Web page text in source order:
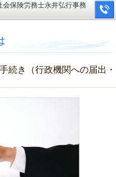
保険労務士永井弘行事務
続き（行政機関への届出・